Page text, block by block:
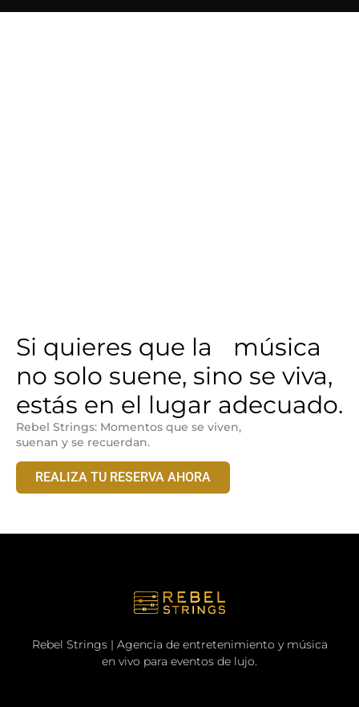
Si quieres que la música
no solo suene, sino se viva,
estás en el lugar adecuado.
Rebel Strings: Momentos que se viven,
suenan y se recuerdan.
REALIZA TU RESERVA AHORA
Rebel Strings | Agencia de entretenimiento y música
en vivo para eventos de lujo.